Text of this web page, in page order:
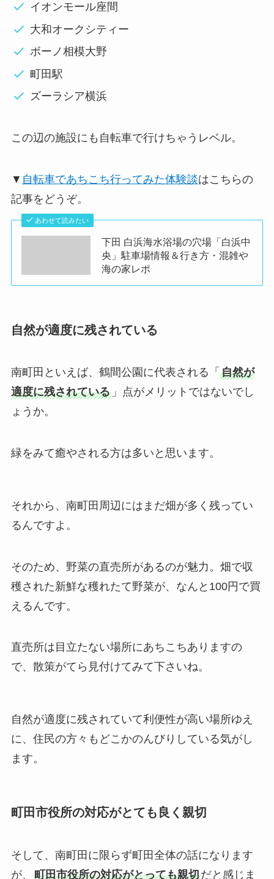
イオンモール座間
大和オークシティー
ボーノ相模大野
町田駅
ズーラシア横浜
この辺の施設にも自転車で行けちゃうレベル。
▼ 自転車であちこち行ってみた体験談はこちらの
記事をどうぞ。
あわせて読みたい
下田 白浜海水浴場の穴場「白浜中
央」駐車場情報＆行き方・混雑や
海の家レポ
自然が適度に残されている
南町田といえば、鶴間公園に代表される「 自然が
適度に残されている」点がメリットではないでし
ょうか。
緑をみて癒やされる方は多いと思います。
それから、南町田周辺にはまだ畑が多く残ってい
るんですよ。
そのため、野菜の直売所があるのが魅力。 畑で収
穫された新鮮な穫れたて野菜が、なんと100円で買
える んです。
直売所は目立たない場所にあちこちありますの
で、散策がてら見付けてみて下さいね。
自然が適度に残されていて利便性が高い場所ゆえ
に、住民の方々もどこかのんびりしている気がし
ます。
町田市役所の対応がとても良く親切
そして、南町田に限らず町田全体の話になります
が、 町田市役所の対応がとっても親切だと感じま